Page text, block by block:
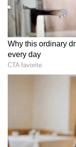
ನಿಲುವು
DOWNLOAD
ಕರ್ನಾಟಕ,
ಕ್ಷಣಕ್ಷಣದ ಕನ್ನಡ
ಮಾಡಿ. ಬ್ರೇಕಿಂಗ್
ವಿಶೇಷ ವರದಿಗಳು
(kannada news